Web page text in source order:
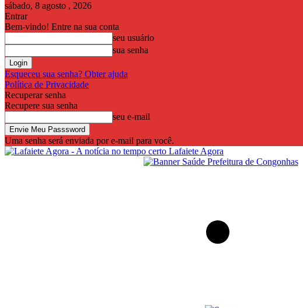
sábado, 8 agosto , 2026
Entrar
Bem-vindo! Entre na sua conta
seu usuário
sua senha
Esqueceu sua senha? Obter ajuda
Política de Privacidade
Recuperar senha
Recupere sua senha
seu e-mail
Uma senha será enviada por e-mail para você.
Lafaiete Agora